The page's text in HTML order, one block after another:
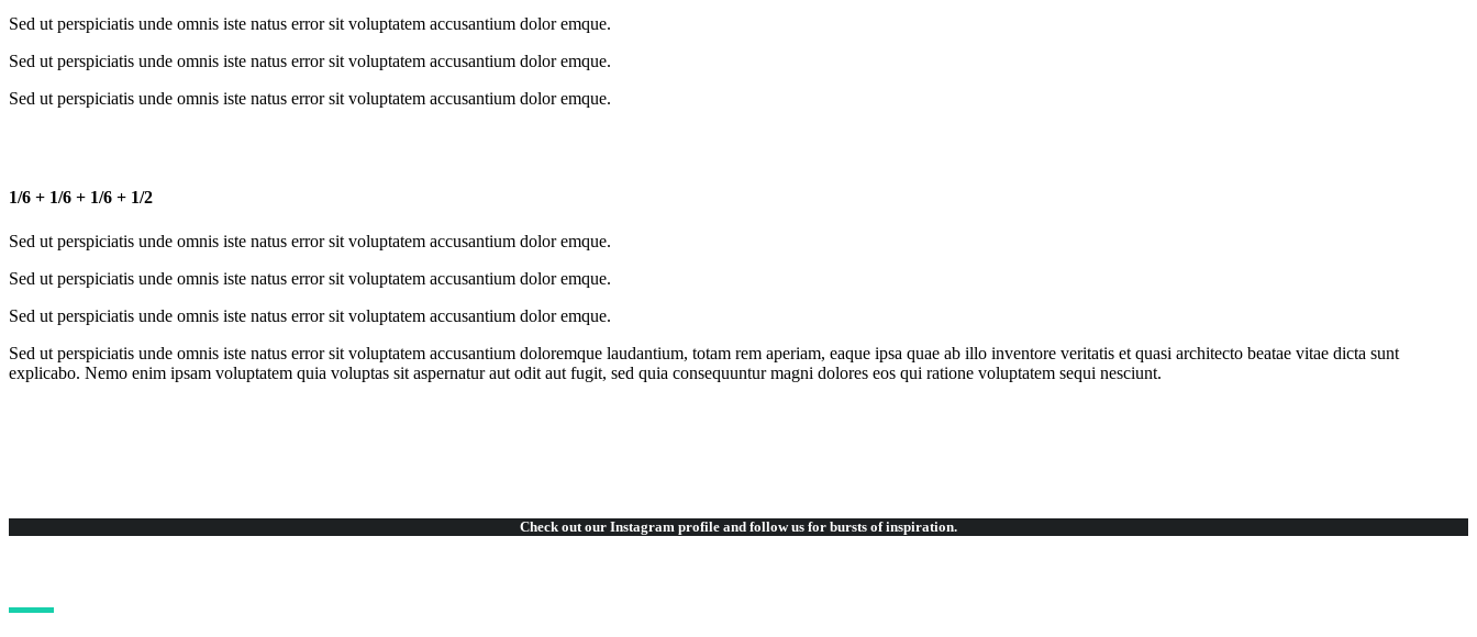
Sed ut perspiciatis unde omnis iste natus error sit voluptatem accusantium dolor emque.
Sed ut perspiciatis unde omnis iste natus error sit voluptatem accusantium dolor emque.
Sed ut perspiciatis unde omnis iste natus error sit voluptatem accusantium dolor emque.
1/6 + 1/6 + 1/6 + 1/2
Sed ut perspiciatis unde omnis iste natus error sit voluptatem accusantium dolor emque.
Sed ut perspiciatis unde omnis iste natus error sit voluptatem accusantium dolor emque.
Sed ut perspiciatis unde omnis iste natus error sit voluptatem accusantium dolor emque.
Sed ut perspiciatis unde omnis iste natus error sit voluptatem accusantium doloremque laudantium, totam rem aperiam, eaque ipsa quae ab illo inventore veritatis et quasi architecto beatae vitae dicta sunt
explicabo. Nemo enim ipsam voluptatem quia voluptas sit aspernatur aut odit aut fugit, sed quia consequuntur magni dolores eos qui ratione voluptatem sequi nesciunt.
Check out our Instagram profile and follow us for bursts of inspiration.